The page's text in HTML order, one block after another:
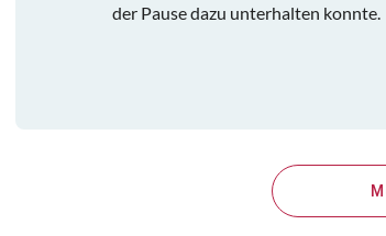
der Pause dazu unterhalten konnte.